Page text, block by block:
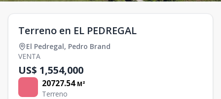
Terreno en EL PEDREGAL
El Pedregal, Pedro Brand
VENTA
US$ 1,554,000
20727.54 M²
Terreno